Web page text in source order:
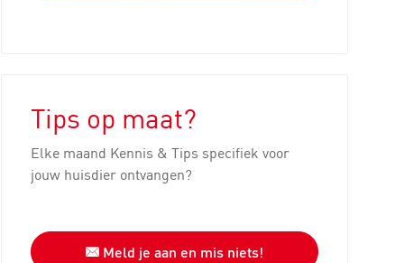
Tips op maat?
Elke maand Kennis & Tips specifiek voor
jouw huisdier ontvangen?
Meld je aan en mis niets!